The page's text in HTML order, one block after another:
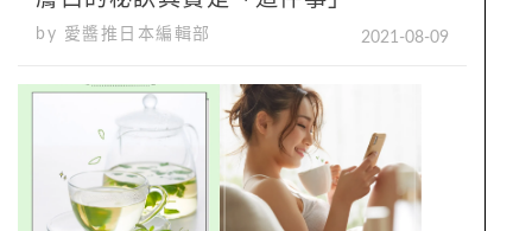
by 愛醬推日本編輯部 2021-08-09